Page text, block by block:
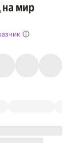
на мир